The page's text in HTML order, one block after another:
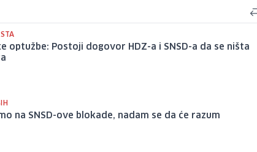
optužbe: Postoji dogovor HDZ-a i SNSD-a da se ništa
na SNSD-ove blokade, nadam se da će razum